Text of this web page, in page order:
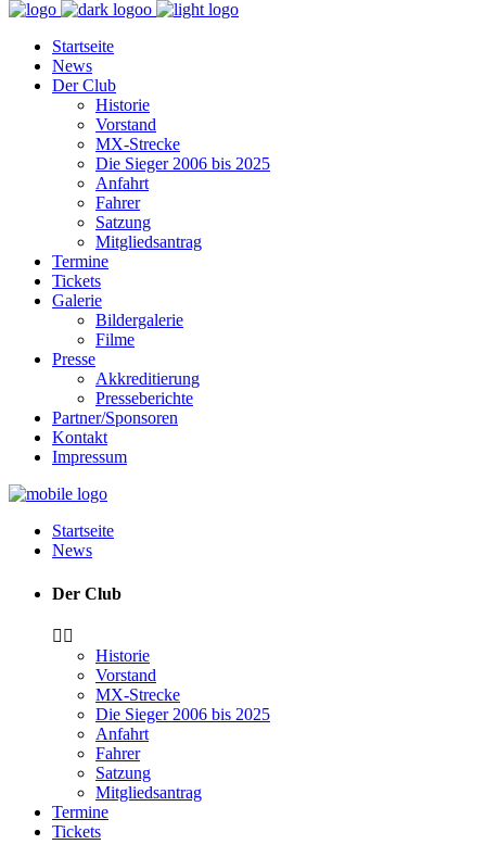
Startseite
News
Der Club
Historie
Vorstand
MX-Strecke
Die Sieger 2006 bis 2025
Anfahrt
Fahrer
Satzung
Mitgliedsantrag
Termine
Tickets
Galerie
Bildergalerie
Filme
Presse
Akkreditierung
Presseberichte
Partner/Sponsoren
Kontakt
Impressum
Startseite
News
Der Club
Historie
Vorstand
MX-Strecke
Die Sieger 2006 bis 2025
Anfahrt
Fahrer
Satzung
Mitgliedsantrag
Termine
Tickets